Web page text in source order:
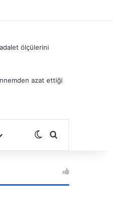
ölçülerini
azat ettiği
Dış görünümü